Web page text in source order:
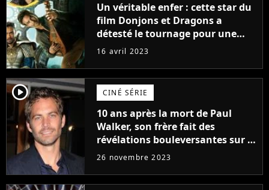
Un véritable enfer : cette star du
film Donjons et Dragons a
détesté le tournage pour une
raison très spéciale
16 avril 2023
player2 CINÉ SÉRIE
10 ans après la mort de Paul
Walker, son frère fait des
révélations bouleversantes sur la
réaction des acteurs de Fast and
26 novembre 2023